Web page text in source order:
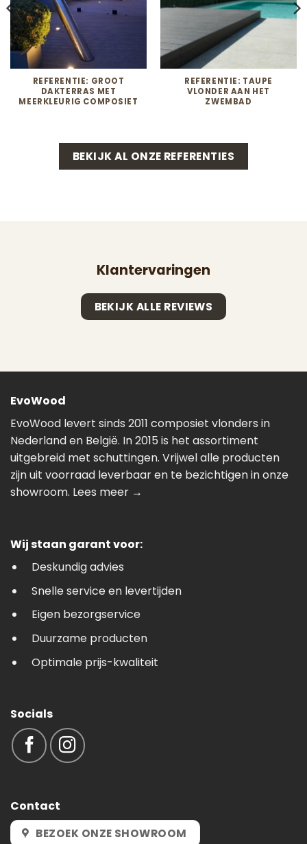
REFERENTIE: GROOT
DAKTERRAS MET
MEERKLEURIG COMPOSIET
REFERENTIE: TAUPE
VLONDER AAN HET
ZWEMBAD
BEKIJK AL ONZE REFERENTIES
Klantervaringen
BEKIJK ALLE REVIEWS
EvoWood
EvoWood levert sinds 2011 composiet vlonders in
Nederland en België. In 2015 is het assortiment
uitgebreid met schuttingen. Vrijwel alle producten
zijn uit voorraad leverbaar en te bezichtigen in onze
showroom. Lees meer →
Wij staan garant voor:
Deskundig advies
Snelle service en levertijden
Eigen bezorgservice
Duurzame producten
Optimale prijs-kwaliteit
Socials
Contact
BEZOEK ONZE SHOWROOM